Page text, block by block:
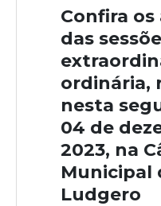
Confira
das
ordinária,
nesta
04 de
2023, na
Municipal
Ludgero